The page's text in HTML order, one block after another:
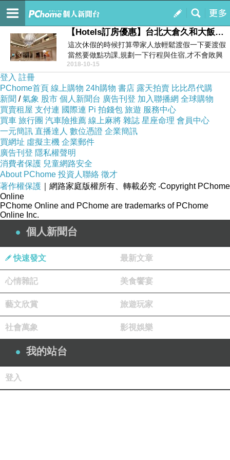
我的
訂閱
樂活時尚
【Hotels訂房優惠】台北大倉久和大飯店 - 台北 渡假村訂房比價
這次休假的時候打算帶家人放輕鬆渡假一下要渡假
當然要做點功課,規劃一下行程與住宿,才不會敗興
而歸於是我...
2018-10-15
登入 註冊
PChome首頁 線上購物 24h購物 書店 露天拍賣 比比昂代購
新聞 /氣象 股市 個人新聞台 廣告刊登 加入聯播網 全球購物
買賣租屋 支付連 國際連 Pi 拍錢包 旅遊 服務中心
買車 旅行團 汽車險推薦 線上麻將 雜誌 星座命理 會員中心
一元簡訊 直播達人 數位憑證 企業簡訊
買網址 虛擬主機 企業郵件
廣告刊登 隱私權聲明
消費者保護 兒童網路安全
About PChome 投資人聯絡 徵才
著作權保護 ｜網路家庭版權所有、轉載必究 ‧Copyright PChome
Online
PChome Online and PChome are trademarks of PChome
Online Inc.
個人新聞台
快速發文 最新文章
心情雜記 美食饗宴
藝文欣賞 旅遊玩家
社會萬象 影視娛樂
我的站台
登入